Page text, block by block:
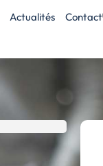
Actualités Contact